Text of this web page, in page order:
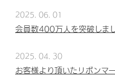
2025. 06. 01
会員数400万人を突破しまし
2025. 04. 30
お客様より頂いたリボンマ